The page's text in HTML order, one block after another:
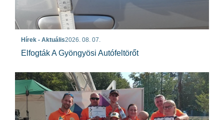
Hírek - Aktuális2026. 08. 07.
Elfogták A Gyöngyösi Autófeltörőt